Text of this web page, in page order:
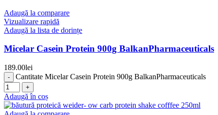
Adaugă la comparare
Vizualizare rapidă
Adaugă la lista de dorințe
Micelar Casein Protein 900g BalkanPharmaceuticals
189.00lei
Cantitate Micelar Casein Protein 900g BalkanPharmaceuticals
Adaugă în coș